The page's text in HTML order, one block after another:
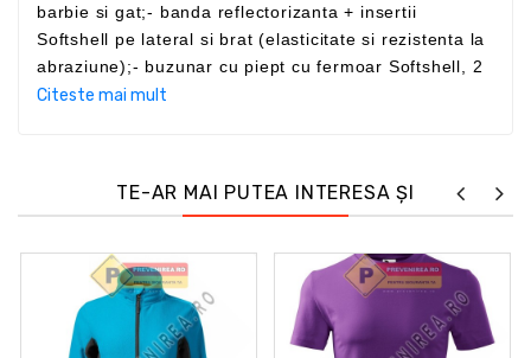
barbie si gat;- banda reflectorizanta + insertii
Softshell pe lateral si brat (elasticitate si rezistenta la
abraziune);- buzunar cu piept cu fermoar Softshell, 2
buzunare laterale verticale cu fermoar, 2 buzunare
JACHETA PROTECTIE COVERGUARDEN 14058 –
Citeste mai mult
TE-AR MAI PUTEA INTERESA ȘI